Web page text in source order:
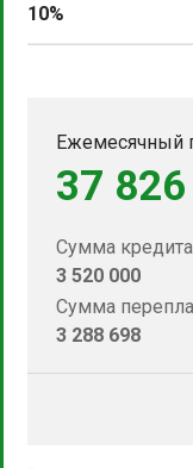
10%
Ежемесячный
37
Сумма кредита
3 520 000
Сумма
3 288 698